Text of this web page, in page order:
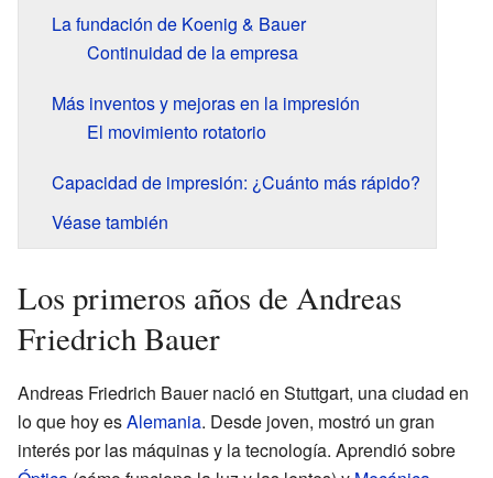
La fundación de Koenig & Bauer
Continuidad de la empresa
Más inventos y mejoras en la impresión
El movimiento rotatorio
Capacidad de impresión: ¿Cuánto más rápido?
Véase también
Los primeros años de Andreas
Friedrich Bauer
Andreas Friedrich Bauer nació en Stuttgart, una ciudad en
lo que hoy esAlemania. Desde joven, mostró un gran
interés por las máquinas y la tecnología. Aprendió sobre